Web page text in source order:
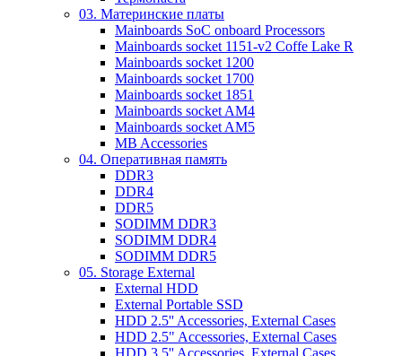
03. Материнские платы
Mainboards SoC onboard Processors
Mainboards socket 1151-v2 Coffe Lake R
Mainboards socket 1200
Mainboards socket 1700
Mainboards socket 1851
Mainboards socket AM4
Mainboards socket AM5
MB Accessories
04. Оперативная память
DDR3
DDR4
DDR5
SODIMM DDR3
SODIMM DDR4
SODIMM DDR5
05. Storage External
External HDD
External Portable SSD
HDD 2.5'' Accessories, External Cases
HDD 2.5" Accessories, External Cases
HDD 3.5'' Accessories, External Cases